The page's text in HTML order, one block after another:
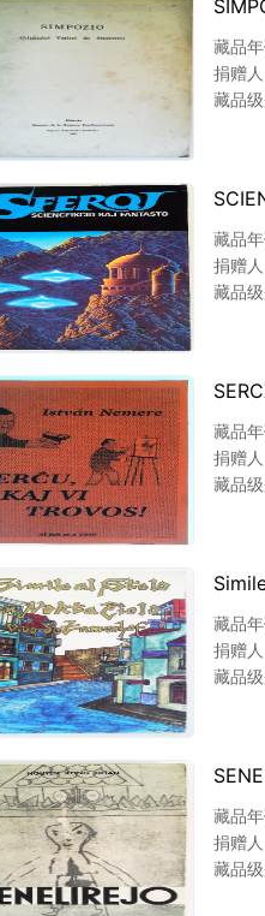
藏品
捐赠人
藏品
藏品
捐赠人
藏品
藏品
捐赠人
藏品
藏品
捐赠人
藏品
藏品
捐赠人
藏品